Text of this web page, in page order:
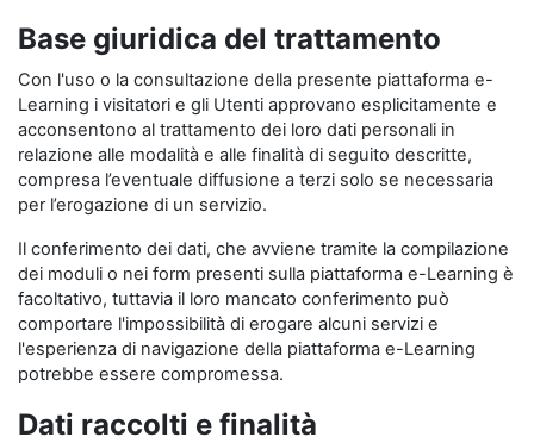
Base giuridica del trattamento
Con l'uso o la consultazione della presente piattaforma e-
Learning i visitatori e gli Utenti approvano esplicitamente e
acconsentono al trattamento dei loro dati personali in
relazione alle modalità e alle finalità di seguito descritte,
compresa l’eventuale diffusione a terzi solo se necessaria
per l’erogazione di un servizio.
Il conferimento dei dati, che avviene tramite la compilazione
dei moduli o nei form presenti sulla piattaforma e-Learning è
facoltativo, tuttavia il loro mancato conferimento può
comportare l'impossibilità di erogare alcuni servizi e
l'esperienza di navigazione della piattaforma e-Learning
potrebbe essere compromessa.
Dati raccolti e finalità